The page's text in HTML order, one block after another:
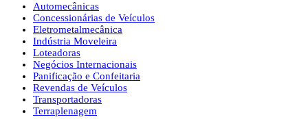
Automecânicas
Concessionárias de Veículos
Eletrometalmecânica
Indústria Moveleira
Loteadoras
Negócios Internacionais
Panificação e Confeitaria
Revendas de Veículos
Transportadoras
Terraplenagem